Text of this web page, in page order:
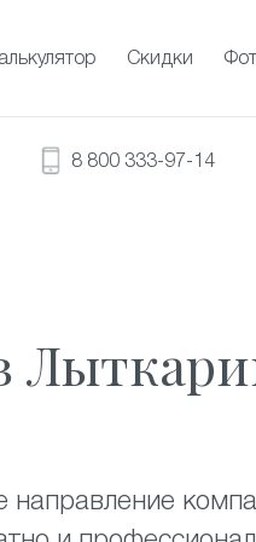
Скидки
8 800 333-97-14
направление